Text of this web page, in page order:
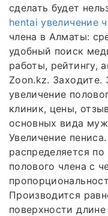
сделать будет
hentai увеличение
члена в Алматы:
удобный поиск
работы, рейтингу,
Zoon.kz. Заходите.
увеличение
клиник, цены,
основных вида
Увеличение
распределяется
полового члена с
Производится
поверхности